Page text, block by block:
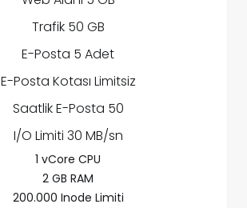
Trafik 50 GB
E-Posta 5 Adet
E-Posta Kotası Limitsiz
Saatlik E-Posta 50
I/O Limiti 30 MB/sn
1 vCore CPU
2 GB RAM
200.000 Inode Limiti